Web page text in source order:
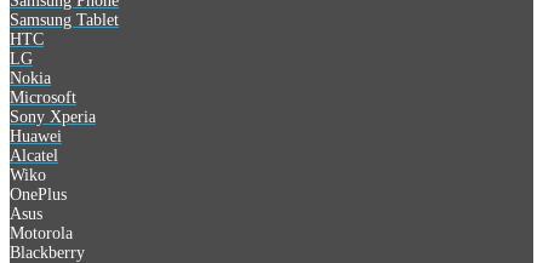
Samsung Tablet
HTC
LG
Nokia
Microsoft
Sony Xperia
Huawei
Alcatel
Wiko
OnePlus
Asus
Motorola
Blackberry